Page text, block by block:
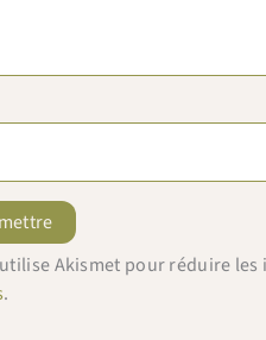
Akismet pour réduire
.